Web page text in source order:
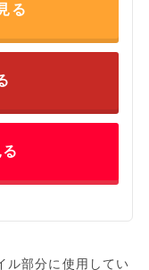
る
ル部分に使用してい